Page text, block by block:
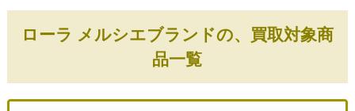
ローラ メルシエブランドの、買取対象商
品一覧